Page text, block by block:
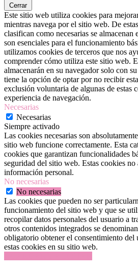
Cerrar
Este sitio web utiliza cookies para
mientras navega por el sitio web. De
clasifican como necesarias se almacenan
son esenciales para el funcionamiento
utilizamos cookies de terceros que nos
comprender cómo utiliza este sitio web.
almacenarán en su navegador solo con
tiene la opción de optar por no recibir
exclusión voluntaria de algunas de estas
experiencia de navegación.
Necesarias
Necesarias
Siempre activado
Las cookies necesarias son
sitio web funcione correctamente. Esta
cookies que garantizan funcionalidades
seguridad del sitio web. Estas cookies no
información personal.
No necesarias
No necesarias
Las cookies que pueden no ser
funcionamiento del sitio web y que se
recopilar datos personales del usuario a
otros contenidos integrados se
obligatorio obtener el consentimiento del
estas cookies en su sitio web.